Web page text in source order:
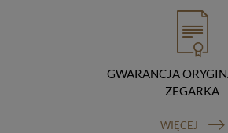
GWARANCJA
ZEGARKA
WIĘCEJ